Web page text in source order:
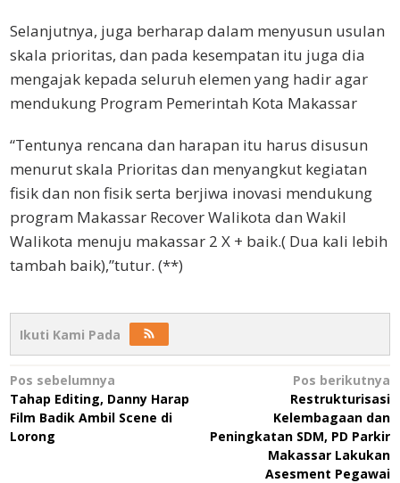
Selanjutnya, juga berharap dalam menyusun usulan
skala prioritas, dan pada kesempatan itu juga dia
mengajak kepada seluruh elemen yang hadir agar
mendukung Program Pemerintah Kota Makassar
“Tentunya rencana dan harapan itu harus disusun
menurut skala Prioritas dan menyangkut kegiatan
fisik dan non fisik serta berjiwa inovasi mendukung
program Makassar Recover Walikota dan Wakil
Walikota menuju makassar 2 X + baik.( Dua kali lebih
tambah baik),”tutur. (**)
Ikuti Kami Pada
Navigasi
pos
Pos sebelumnya
Tahap Editing, Danny Harap
Film Badik Ambil Scene di
Lorong
Pos berikutnya
Restrukturisasi
Kelembagaan dan
Peningkatan SDM, PD Parkir
Makassar Lakukan
Asesment Pegawai